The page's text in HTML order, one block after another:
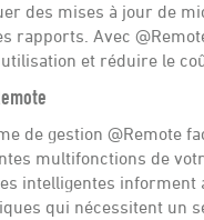
des mises à jour de
rapports. Avec
et réduire le
de gestion @Remote
multifonctions de
intelligentes
qui nécessitent un